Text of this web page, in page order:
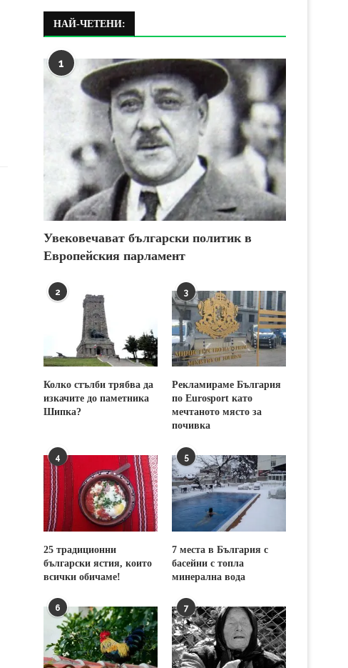
НАЙ-ЧЕТЕНИ:
1
Увековечават български политик в
Европейския парламент
2
Колко стълби трябва да
изкачите до паметника
Шипка?
3
Рекламираме България
по Eurosport като
мечтаното място за
почивка
4
25 традиционни
български ястия, които
всички обичаме!
5
7 места в България с
басейни с топла
минерална вода
6 7